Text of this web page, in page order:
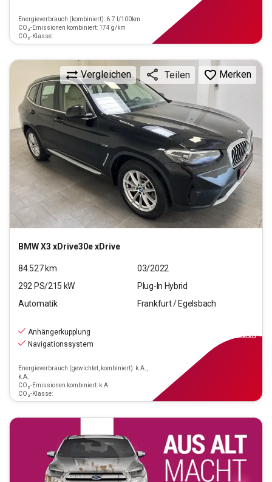
Energieverbrauch (kombiniert): 6.7 l/100km
CO₂-Emissionen kombiniert: 174 g/km
CO₂-Klasse:
BMWX3 xDrive30e xDrive
Vergleichen Teilen Merken
84.527km
03/2022
292 PS/215 kW
Plug-In Hybrid
Automatik
Frankfurt / Egelsbach
Anhängerkupplung
Navigationssystem
Energieverbrauch (gewichtet, kombiniert): k.A.,
k.A.
CO₂-Emissionen kombiniert: k.A.
CO₂-Klasse:
finanzieren